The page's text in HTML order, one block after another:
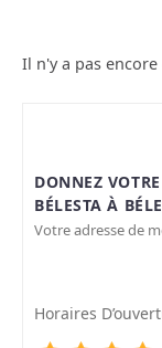
Il n'y a pas
DONNEZ
BÉLESTA À
Votre adresse de
Horaires